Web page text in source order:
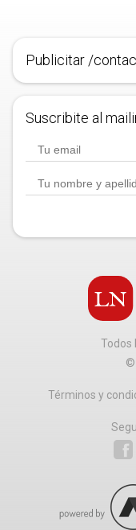
Publicitar /
Suscribite al
Todos
©
Términos y